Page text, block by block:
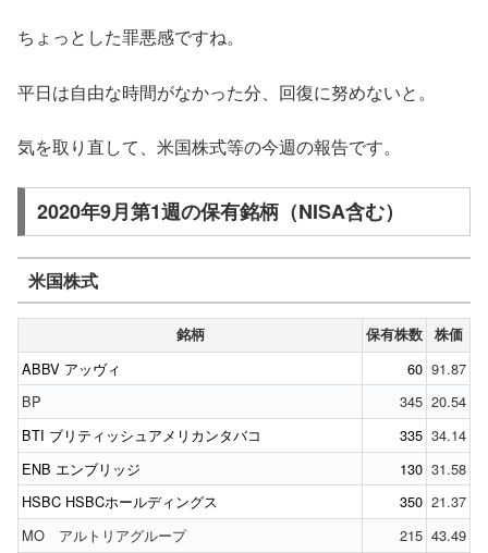
ちょっとした罪悪感ですね。
平日は自由な時間がなかった分、回復に努めないと。
気を取り直して、米国株式等の今週の報告です。
2020年9月第1週の保有銘柄（NISA含む）
米国株式
銘柄 保有株数 株価
ABBV アッヴィ 60 91.87
BP
345 20.54
BTI ブリティッシュアメリカンタバコ
335 34.14
ENB エンブリッジ
130 31.58
HSBC HSBCホールディングス
350 21.37
MO アルトリアグループ
215 43.49